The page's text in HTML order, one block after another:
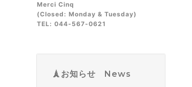
Merci Cinq
(Closed: Monday & Tuesday)
TEL: 044‑567‑0621
🗼お知らせ News